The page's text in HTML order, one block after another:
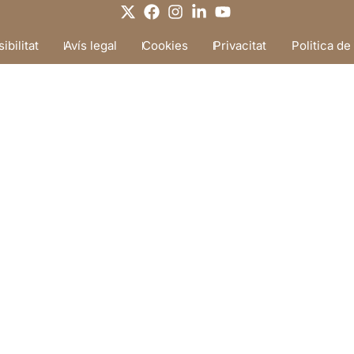
Avís legal Cookies Privacitat Politica de